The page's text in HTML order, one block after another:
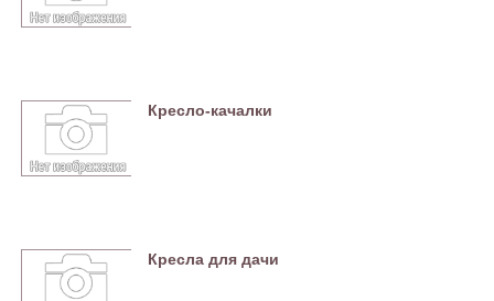
Кресло-качалки
Кресла для дачи